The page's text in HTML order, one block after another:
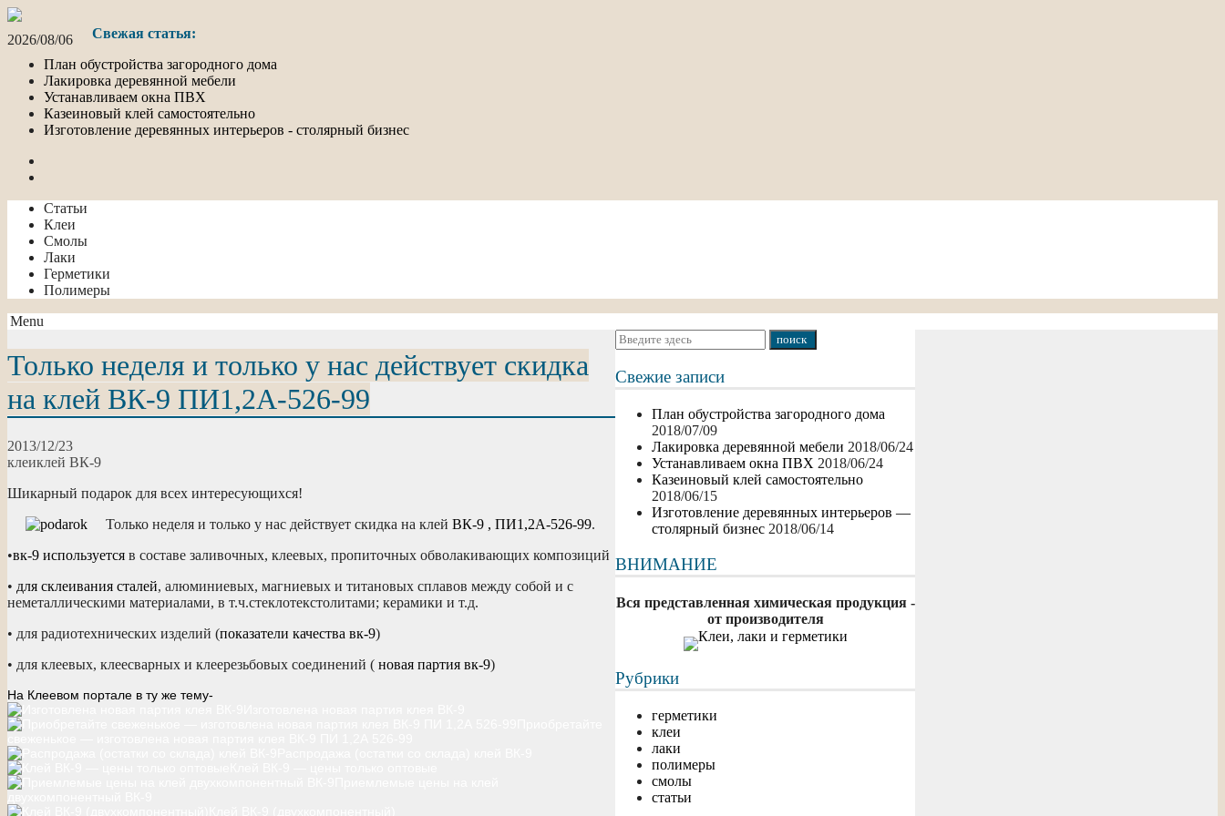
2026/08/06
Свежая статья:
План обустройства загородного дома
Лакировка деревянной мебели
Устанавливаем окна ПВХ
Казеиновый клей самостоятельно
Изготовление деревянных интерьеров - столярный бизнес
Статьи
Клеи
Смолы
Лаки
Герметики
Полимеры
Menu
Свежие записи
План обустройства загородного дома
2018/07/09
Лакировка деревянной мебели 2018/06/24
Устанавливаем окна ПВХ 2018/06/24
Казеиновый клей самостоятельно
2018/06/15
Изготовление деревянных интерьеров —
столярный бизнес 2018/06/14
ВНИМАНИЕ
Вся представленная химическая продукция -
от производителя
Рубрики
герметики
клеи
лаки
полимеры
смолы
статьи
Только неделя и только у нас действует скидка
на клей ВК-9 ПИ1,2А-526-99
2013/12/23
клеиклей ВК-9
Шикарный подарок для всех интересующихся!
Только неделя и только у нас действует скидка на клей ВК-9 , ПИ1,2А-526-99.
•вк-9 используется в составе заливочных, клеевых, пропиточных обволакивающих композиций
• для склеивания сталей, алюминиевых, магниевых и титановых сплавов между собой и с
неметаллическими материалами, в т.ч.стеклотекстолитами; керамики и т.д.
• для радиотехнических изделий (показатели качества вк-9)
• для клеевых, клеесварных и клеерезьбовых соединений ( новая партия вк-9)
На Клеевом портале в ту же тему-